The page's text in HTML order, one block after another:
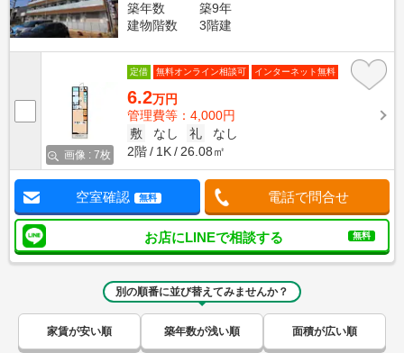
築年数
築9年
建物階数
3階建
画像 : 7枚
定借 無料オンライン相談可 インターネット無料
6.2万円
管理費等：4,000円
敷
なし 礼
なし
2階
1K 26.08㎡
空室確認 無料 電話で問合せ
お店にLINEで相談する 無料
別の順番に並び替えてみませんか？
家賃が安い順 築年数が浅い順 面積が広い順